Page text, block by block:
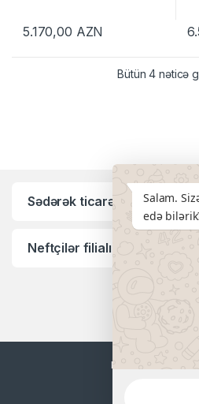
5.170,00 AZN
Bütün 4 nəticə
Sədərək ticarət mərkəzi
Neftçilər filialı:
I-VI günlər saat
Salam.
edə